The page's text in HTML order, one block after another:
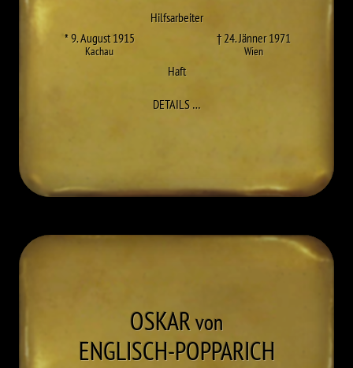
Hilfsarbeiter
* 9. August 1915
Kachau
† 24. Jänner 1971
Wien
Haft
DETAILS…ZU FRANZ DIETRICH
OSKARvon
ENGLISCH-POPPARICH